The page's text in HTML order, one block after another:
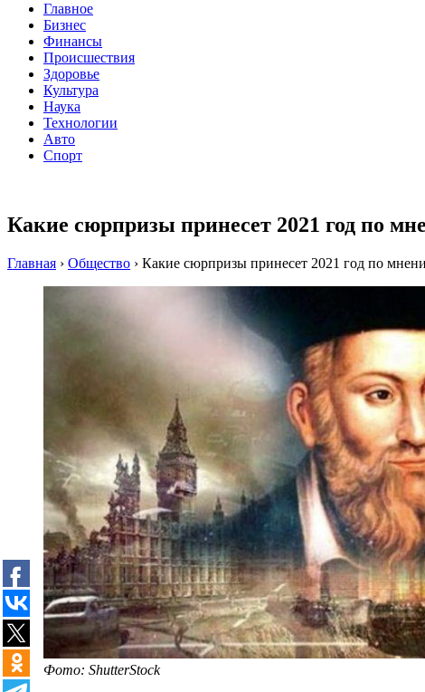
Главное
Бизнес
Финансы
Происшествия
Здоровье
Культура
Наука
Технологии
Авто
Спорт
Какие сюрпризы принесет 2021 год по
Главная › Общество › Какие сюрпризы принесет 2021 год по
Фото: ShutterStock